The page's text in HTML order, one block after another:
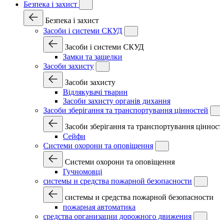
Безпека і захист
Безпека і захист
Засоби і системи СКУД
Засоби і системи СКУД
Замки та защелки
Засоби захисту
Засоби захисту
Відлякувачі тварин
Засоби захисту органів дихання
Засоби зберігання та транспортування цінностей
Засоби зберігання та транспортування
Сейфи
Системи охорони та оповіщення
Системи охорони та оповіщення
Гучномовці
системы и средства пожарной безопасности
системы и средства пожарной безопасности
пожарная автоматика
средства организации дорожного движения